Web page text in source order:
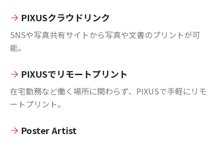
PIXUSクラウドリンク
SNSや写真共有サイトから写真や文書のプリントが可
能。
PIXUSでリモートプリント
在宅勤務など働く場所に関わらず、PIXUSで手軽にリモ
ートプリント。
Poster Artist